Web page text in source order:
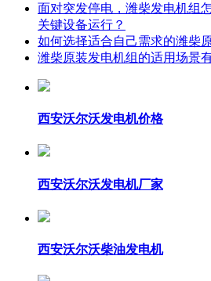
面对突发停电，潍柴发电机组
关键设备运行？
如何选择适合自己需求的潍柴
潍柴原装发电机组的适用场景
西安沃尔沃发电机价格
西安沃尔沃发电机厂家
西安沃尔沃柴油发电机